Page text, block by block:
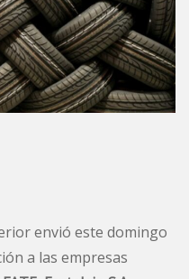
envió este domingo
a las empresas